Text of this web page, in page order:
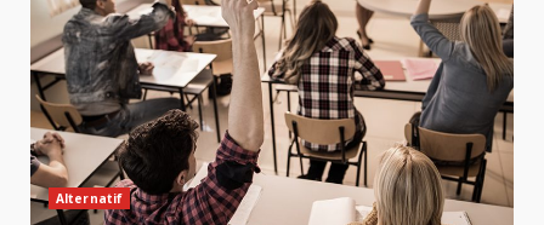
Alternatif